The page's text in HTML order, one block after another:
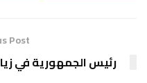
Post
رئيس الجمهورية في